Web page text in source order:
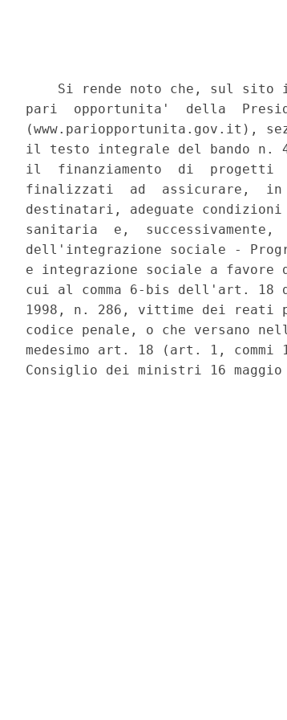
Si rende noto che, sul sito
pari  opportunita'  della
(www.pariopportunita.gov.it),
il testo integrale del bando
il  finanziamento  di
finalizzati  ad  assicurare,
destinatari, adeguate
sanitaria  e,
dell'integrazione sociale -
e integrazione sociale a
cui al comma 6-bis dell'art.
1998, n. 286, vittime dei reati
codice penale, o che versano
medesimo art. 18 (art. 1,